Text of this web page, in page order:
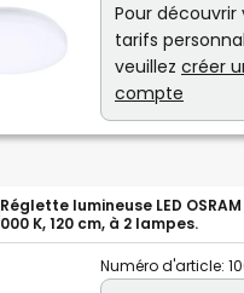
Pour découvrir
tarifs
veuillez créer
compte
Réglette lumineuse LED OSRAM
000 K, 120 cm, à 2 lampes.
Numéro d'article: